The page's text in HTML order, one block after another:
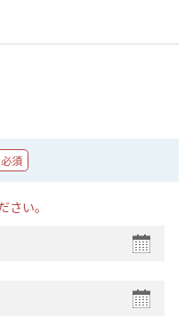
必須
い。